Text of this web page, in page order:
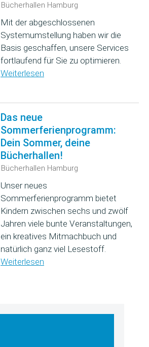
Bücherhallen Hamburg
Mit der abgeschlossenen
Systemumstellung haben wir die
Basis geschaffen, unsere Services
fortlaufend für Sie zu optimieren.
Weiterlesen
Das neue
Sommerferienprogramm:
Dein Sommer, deine
Bücherhallen!
Bücherhallen Hamburg
Unser neues
Sommerferienprogramm bietet
Kindern zwischen sechs und zwölf
Jahren viele bunte Veranstaltungen,
ein kreatives Mitmachbuch und
natürlich ganz viel Lesestoff.
Weiterlesen